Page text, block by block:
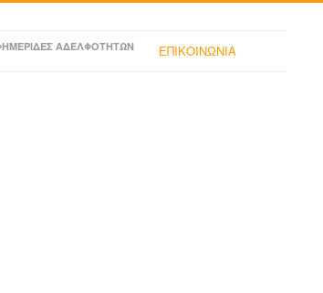
ΑΔΕΛΦΟΤΗΤΩΝ ΕΠΙΚΟΙΝΩΝΙΑ